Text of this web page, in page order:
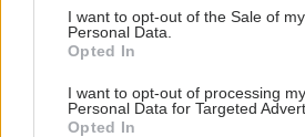
consent section.
I want to opt-out of the Sale of my
Personal Data.
Opted In
I want to opt-out of processing my
Personal Data for Targeted
Opted In